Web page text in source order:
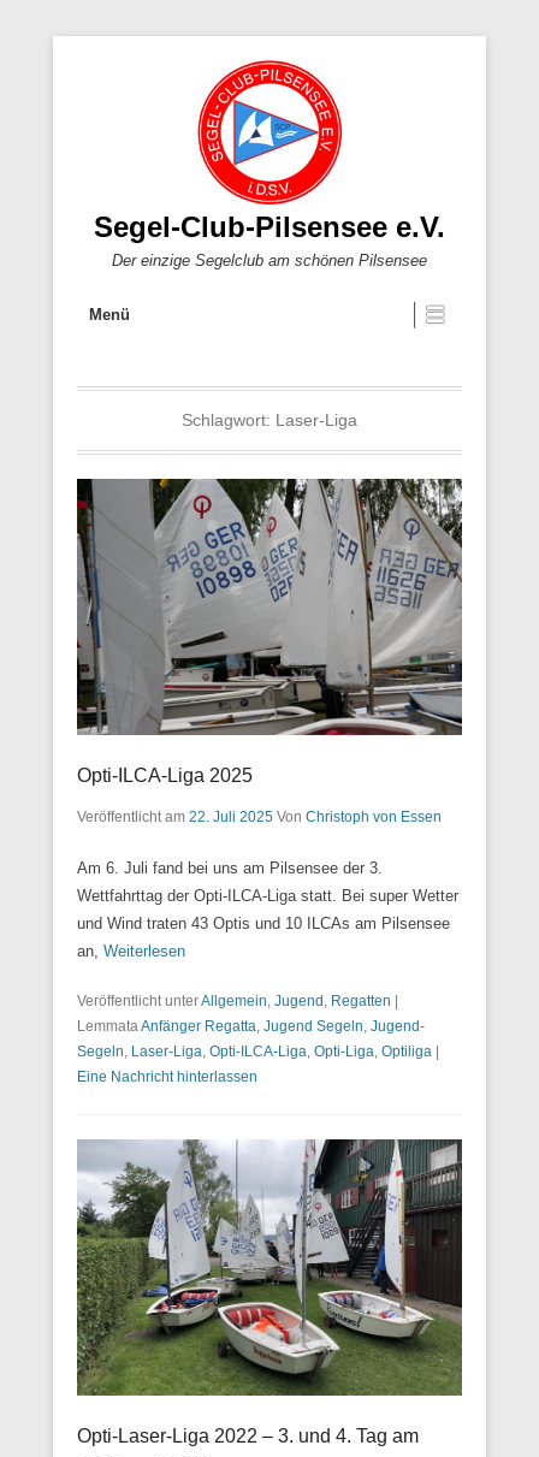
Segel-Club-Pilsensee e.V.
Der einzige Segelclub am schönen Pilsensee
Menü
Schlagwort: Laser-Liga
Opti-ILCA-Liga 2025
Veröffentlicht am 22. Juli 2025 Von Christoph von Essen
Am 6. Juli fand bei uns am Pilsensee der 3.
Wettfahrttag der Opti-ILCA-Liga statt. Bei super Wetter
und Wind traten 43 Optis und 10 ILCAs am Pilsensee
an, Weiterlesen
Veröffentlicht unterAllgemein, Jugend , Regatten
LemmataAnfänger Regatta, Jugend Segeln, Jugend-
Segeln, Laser-Liga, Opti-ILCA-Liga, Opti-Liga, Optiliga
Eine Nachricht hinterlassen
Opti-Laser-Liga 2022 – 3. und 4. Tag am